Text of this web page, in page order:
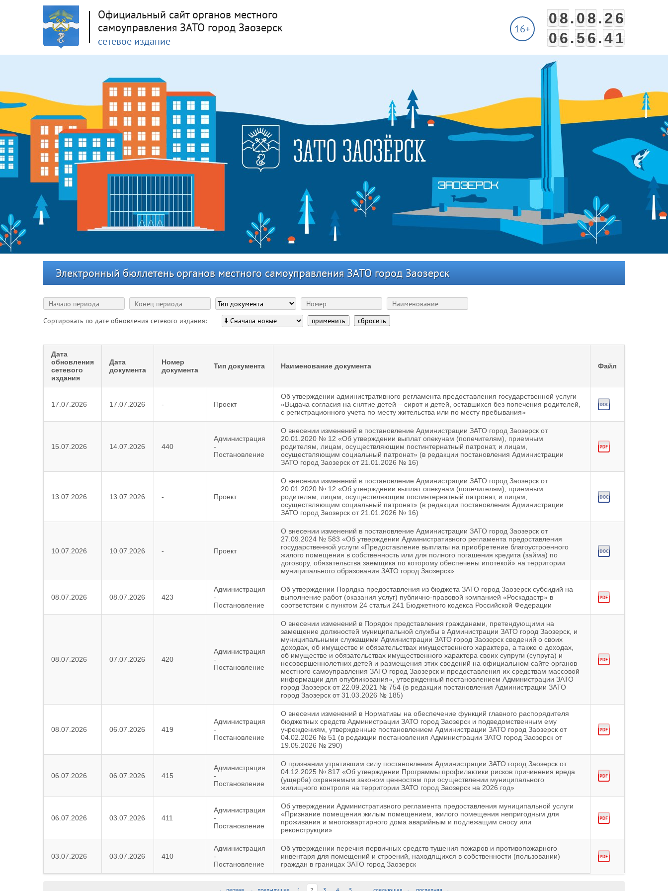
Официальный сайт органов местного
самоуправления ЗАТО город Заозерск
сетевое издание
08.08.26
06.56.42
16+
Электронный бюллетень органов местного самоуправления ЗАТО город Заозерск
Сортировать по дате обновления сетевого издания: применить сбросить
Дата
обновления
сетевого
издания
Дата
документа
Номер
документа
Тип документа Наименование документа Файл
17.07.2026 17.07.2026 - Проект
Об утверждении административного регламента предоставления государственной услуги
«Выдача согласия на снятие детей – сирот и детей, оставшихся без попечения родителей,
с регистрационного учета по месту жительства или по месту пребывания»
15.07.2026 14.07.2026 440
Администрация
-
Постановление
О внесении изменений в постановление Администрации ЗАТО город Заозерск от
20.01.2020 № 12 «Об утверждении выплат опекунам (попечителям), приемным
родителям, лицам, осуществляющим постинтернатный патронат, и лицам,
осуществляющим социальный патронат» (в редакции постановления Администрации
ЗАТО город Заозерск от 21.01.2026 № 16)
13.07.2026 13.07.2026 - Проект
О внесении изменений в постановление Администрации ЗАТО город Заозерск от
20.01.2020 № 12 «Об утверждении выплат опекунам (попечителям), приемным
родителям, лицам, осуществляющим постинтернатный патронат, и лицам,
осуществляющим социальный патронат» (в редакции постановления Администрации
ЗАТО город Заозерск от 21.01.2026 № 16)
10.07.2026 10.07.2026 - Проект
О внесении изменений в постановление Администрации ЗАТО город Заозерск от
27.09.2024 № 583 «Об утверждении Административного регламента предоставления
государственной услуги «Предоставление выплаты на приобретение благоустроенного
жилого помещения в собственность или для полного погашения кредита (займа) по
договору, обязательства заемщика по которому обеспечены ипотекой» на территории
муниципального образования ЗАТО город Заозерск»
08.07.2026 08.07.2026 423
Администрация
-
Постановление
Об утверждении Порядка предоставления из бюджета ЗАТО город Заозерск субсидий на
выполнение работ (оказания услуг) публично-правовой компанией «Роскадастр» в
соответствии с пунктом 24 статьи 241 Бюджетного кодекса Российской Федерации
08.07.2026 07.07.2026 420
Администрация
-
Постановление
О внесении изменений в Порядок представления гражданами, претендующими на
замещение должностей муниципальной службы в Администрации ЗАТО город Заозерск, и
муниципальными служащими Администрации ЗАТО город Заозерск сведений о своих
доходах, об имуществе и обязательствах имущественного характера, а также о доходах,
об имуществе и обязательствах имущественного характера своих супруги (супруга) и
несовершеннолетних детей и размещения этих сведений на официальном сайте органов
местного самоуправления ЗАТО город Заозерск и предоставления их средствам массовой
информации для опубликования», утвержденный постановлением Администрации ЗАТО
город Заозерск от 22.09.2021 № 754 (в редакции постановления Администрации ЗАТО
город Заозерск от 31.03.2026 № 185)
08.07.2026 06.07.2026 419
Администрация
-
Постановление
О внесении изменений в Нормативы на обеспечение функций главного распорядителя
бюджетных средств Администрации ЗАТО город Заозерск и подведомственным ему
учреждениям, утвержденные постановлением Администрации ЗАТО город Заозерск от
04.02.2026 № 51 (в редакции постановления Администрации ЗАТО город Заозерск от
19.05.2026 № 290)
06.07.2026 06.07.2026 415
Администрация
-
Постановление
О признании утратившим силу постановления Администрации ЗАТО город Заозерск от
04.12.2025 № 817 «Об утверждении Программы профилактики рисков причинения вреда
(ущерба) охраняемым законом ценностям при осуществлении муниципального
жилищного контроля на территории ЗАТО город Заозерск на 2026 год»
06.07.2026 03.07.2026 411
Администрация
-
Постановление
Об утверждении Административного регламента предоставления муниципальной услуги
«Признание помещения жилым помещением, жилого помещения непригодным для
проживания и многоквартирного дома аварийным и подлежащим сносу или
реконструкции»
03.07.2026 03.07.2026 410
Администрация
-
Постановление
Об утверждении перечня первичных средств тушения пожаров и противопожарного
инвентаря для помещений и строений, находящихся в собственности (пользовании)
граждан в границах ЗАТО город Заозерск